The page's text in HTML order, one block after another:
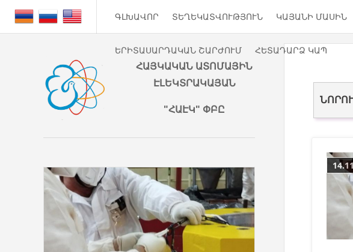
ԳԼԽԱՎՈՐ ՏԵՂԵԿԱՏՎՈՒԹՅՈՒՆ ԿԱՅԱՆԻ ՄԱՍԻՆ
ԵՐԻՏԱՍԱՐԴԱԿԱՆ ՇԱՐԺՈՒՄ ՀԵՏԱԴԱՐՁ ԿԱՊ
ՀԱՅԿԱԿԱՆ ԱՏՈՄԱՅԻՆ
ԷԼԵԿՏՐԱԿԱՅԱՆ
"ՀԱԷԿ" ՓԲԸ